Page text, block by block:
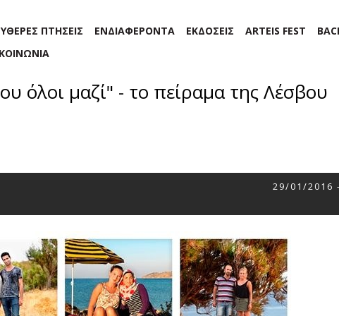
ΠΤΗΣΕΙΣ ΕΝΔΙΑΦΕΡΟΝΤΑ ΕΚΔΟΣΕΙΣ ARTEIS FEST
όλοι μαζί" - το πείραμα της Λέσβου
29/01/2016